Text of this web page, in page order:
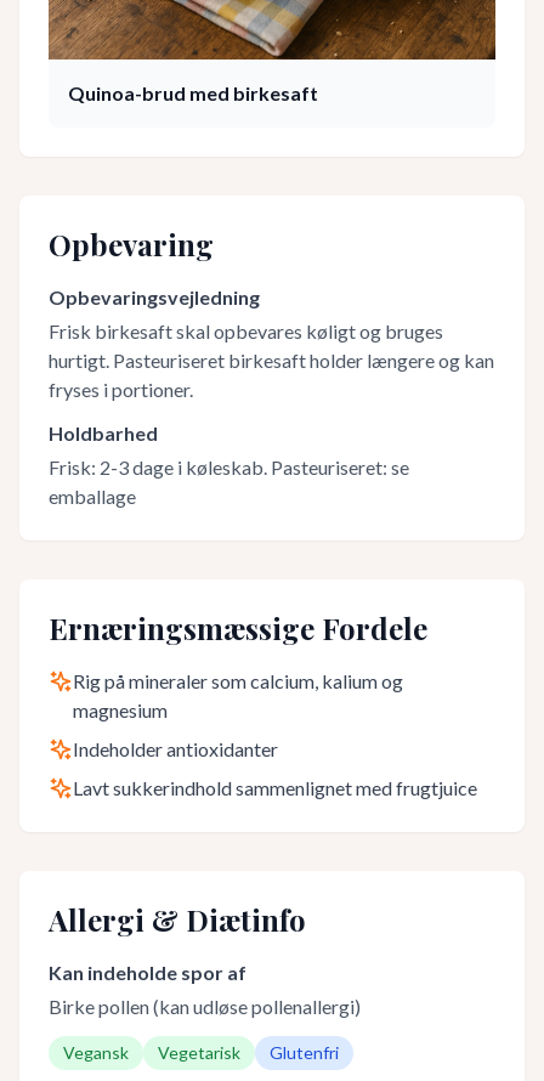
Quinoa-brud med birkesaft
Opbevaring
Opbevaringsvejledning
Frisk birkesaft skal opbevares køligt og bruges
hurtigt. Pasteuriseret birkesaft holder længere og kan
fryses i portioner.
Holdbarhed
Frisk: 2-3 dage i køleskab. Pasteuriseret: se
emballage
Ernæringsmæssige Fordele
Rig på mineraler som calcium, kalium og
magnesium
Indeholder antioxidanter
Lavt sukkerindhold sammenlignet med frugtjuice
Allergi & Diætinfo
Kan indeholde spor af
Birke pollen (kan udløse pollenallergi)
Vegansk Vegetarisk Glutenfri